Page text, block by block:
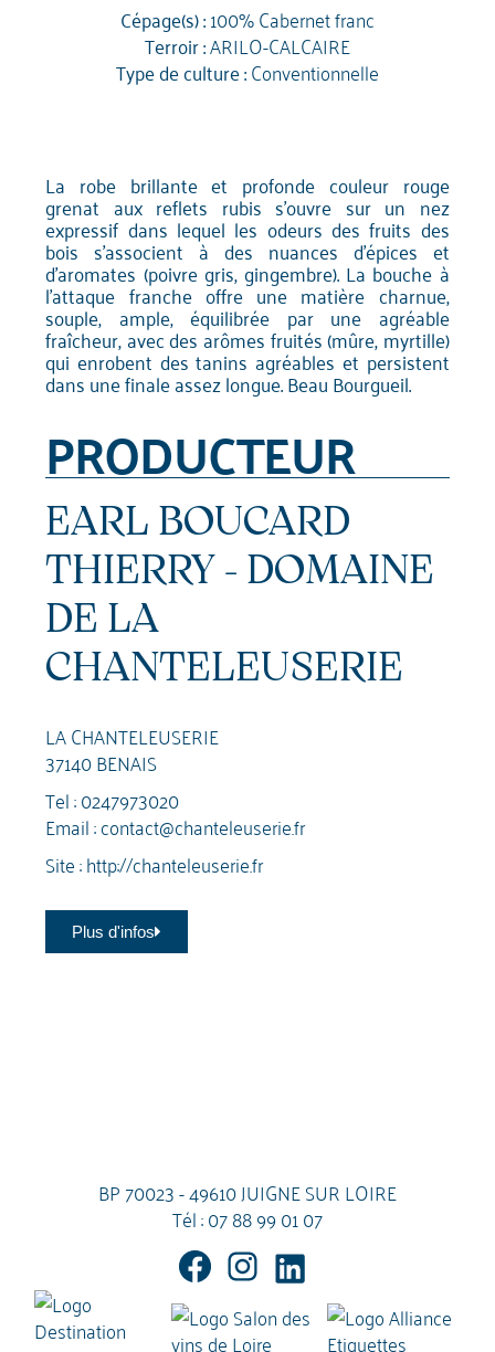
Cépage(s) :100% Cabernet franc
Terroir :ARILO-CALCAIRE
Type de culture :Conventionnelle
La robe brillante et profonde couleur rouge
grenat aux reflets rubis s'ouvre sur un nez
expressif dans lequel les odeurs des fruits des
bois s'associent à des nuances d'épices et
d'aromates (poivre gris, gingembre). La bouche à
l'attaque franche offre une matière charnue,
souple, ample, équilibrée par une agréable
fraîcheur, avec des arômes fruités (mûre, myrtille)
qui enrobent des tanins agréables et persistent
dans une finale assez longue. Beau Bourgueil.
PRODUCTEUR
EARL BOUCARD
THIERRY - DOMAINE
DE LA
CHANTELEUSERIE
LA CHANTELEUSERIE
37140 BENAIS
Tel :0247973020
Email :contact@chanteleuserie.fr
Site :http://chanteleuserie.fr
Plus d'infos
BP 70023 - 49610 JUIGNE SUR LOIRE
Tél :07 88 99 01 07